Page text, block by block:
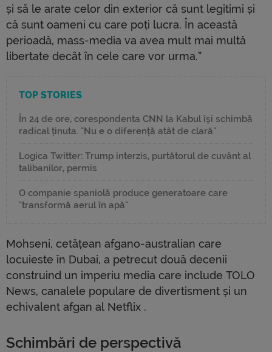
și să le arate celor din exterior că sunt legitimi și
că sunt oameni cu care poți lucra. În această
perioadă, mass-media va avea mult mai multă
libertate decât în ​​cele care vor urma.”
TOP STORIES
În 24 de ore, corespondenta CNN la Kabul își schimbă
radical ținuta. "Nu e o diferență atât de clară"
Logica Twitter: Trump interzis, purtătorul de cuvânt al
talibanilor, permis
O companie spaniolă produce generatoare care
"transformă aerul în apă"
Mohseni, cetățean afgano-australian care
locuieste în Dubai, a petrecut două decenii
construind un imperiu media care include TOLO
News, canalele populare de divertisment și un
echivalent afgan al Netflix .
Schimbări de perspectivă